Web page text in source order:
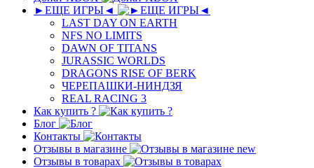
►ЕЩЕ ИГРЫ◄
LAST DAY ON EARTH
NFS NO LIMITS
DAWN OF TITANS
JURASSIC WORLDS
DRAGONS RISE OF BERK
ЧЕРЕПАШКИ-НИНДЗЯ
REAL RACING 3
Как купить ?
Блог
Контакты
Отзывы в магазине
new
Отзывы в товарах